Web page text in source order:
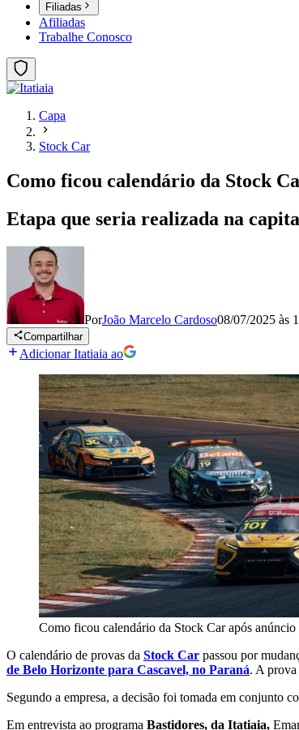
Filiadas
Afiliadas
Trabalhe Conosco
Capa
Stock Car
Como ficou calendário da Stock
Etapa que seria realizada na
PorJoão Marcelo Cardoso08/07/2025 às
Compartilhar
Adicionar Itatiaia ao
Como ficou calendário da Stock Car após
O calendário de provas da Stock Car passou por
de Belo Horizonte para Cascavel, no Paraná. A prova
Segundo a empresa, a decisão foi tomada em conjunto
Em entrevista ao programa Bastidores, da Itatiaia,